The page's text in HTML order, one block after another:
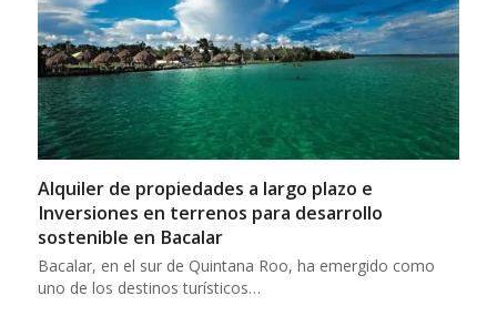
Alquiler de propiedades a largo plazo e
Inversiones en terrenos para desarrollo
sostenible en Bacalar
Bacalar, en el sur de Quintana Roo, ha emergido como
uno de los destinos turísticos…